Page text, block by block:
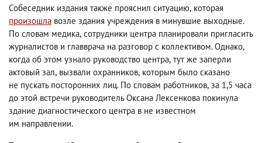
Собеседник издания также прояснил ситуацию, которая
произошла возле здания учреждения в минувшие выходные.
По словам медика, сотрудники центра планировали пригласить
журналистов и главврача на разговор с коллективом. Однако,
когда об этом узнало руководство центра, тут же заперли
актовый зал, вызвали охранников, которым было сказано
не пускать посторонних лиц. По словам работников, за 1,5 часа
до этой встречи руководитель Оксана Лексенкова покинула
здание диагностического центра в не известном
им направлении.